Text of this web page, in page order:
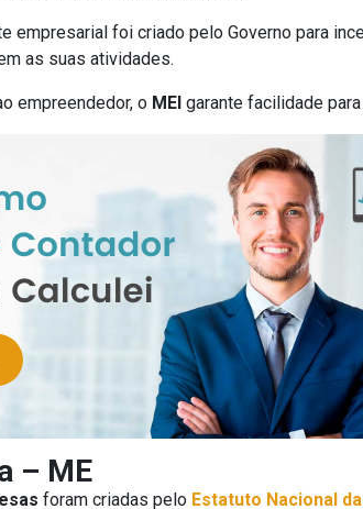
empresarial foi criado pelo Governo para
as suas atividades.
empreendedor, o MEI garante facilidade
– ME
foram criadas pelo Estatuto Nacional